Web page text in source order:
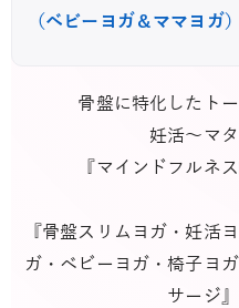
（ベビーヨガ＆ママヨガ
骨盤に特化したト
妊活～マ
『マインドフルネ
『骨盤スリムヨガ・妊活
ガ・ベビーヨガ・椅子ヨ
サージ